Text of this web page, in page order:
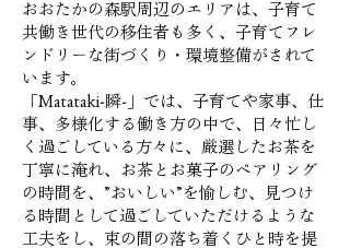
おおたかの森駅周辺のエリアは、子育て
共働き世代の移住者も多く、子育てフレ
ンドリーな街づくり・環境整備がされて
います。
「Matataki-瞬-」では、子育てや家事、仕
事、多様化する働き方の中で、日々忙し
く過ごしている方々に、厳選したお茶を
丁寧に淹れ、お茶とお菓子のペアリング
の時間を、”おいしい”を愉しむ、見つけ
る時間として過ごしていただけるような
工夫をし、束の間の落ち着くひと時を提